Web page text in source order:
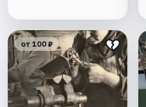
от 100 ₽